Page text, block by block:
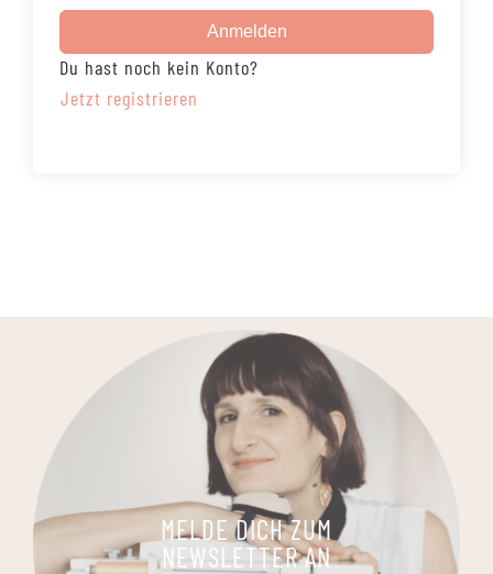
Anmelden
Du hast noch kein Konto?
Jetzt registrieren
MELDE DICH ZUM
NEWSLETTER AN